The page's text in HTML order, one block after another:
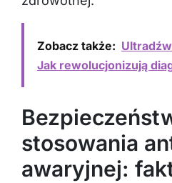
Zobacz także:
Jak rewolucjonizują
stosowania
awaryjnej: